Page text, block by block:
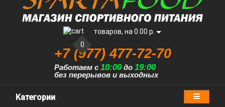
0
товаров, на 0.00 р.
+7 (977) 477-72-70
Работаем с 10:00до 19:00
без перерывов и выходных
Категории